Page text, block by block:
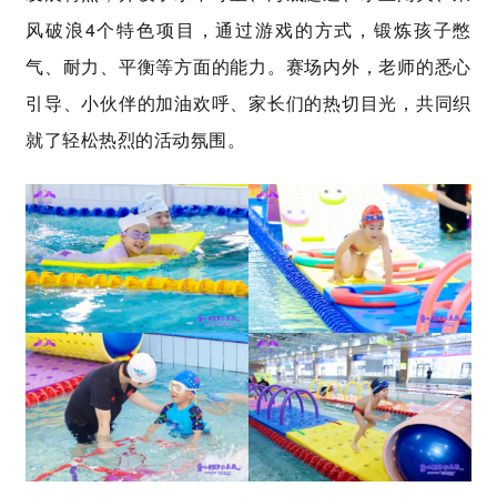
风破浪4个特色项目，通过游戏的方式，锻炼孩子憋
气、耐力、平衡等方面的能力。赛场内外，老师的悉心
引导、小伙伴的加油欢呼、家长们的热切目光，共同织
就了轻松热烈的活动氛围。